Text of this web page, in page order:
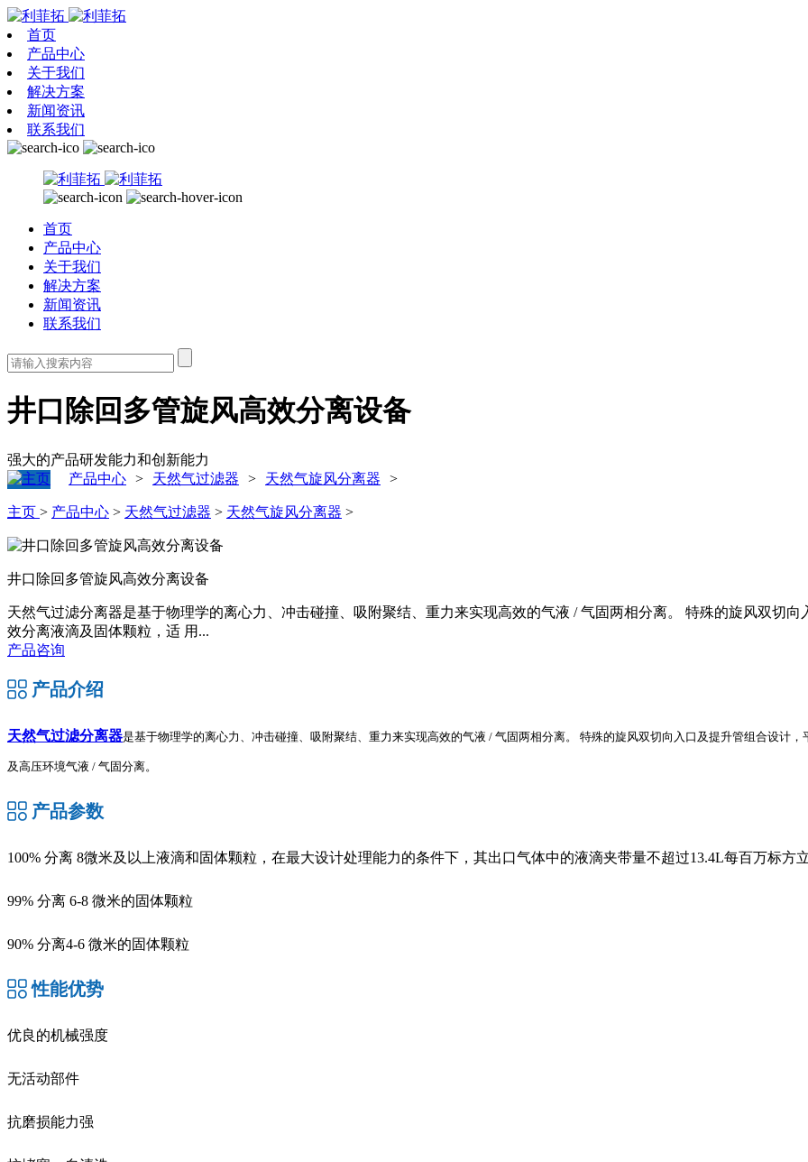
首页
产品中心
关于我们
解决方案
新闻资讯
联系我们
首页
产品中心
关于我们
解决方案
新闻资讯
联系我们
井口除回多管旋风高效分离设备
强大的产品研发能力和创新能力
产品中心 > 天然气过滤器 > 天然气旋风分离器 >
主页 > 产品中心 > 天然气过滤器 > 天然气旋风分离器 >
井口除回多管旋风高效分离设备
天然气过滤分离器是基于物理学的离心力、冲击碰撞、吸附聚结、重力来实现高效的气液 / 气固两相分离。 特殊的旋风双切
效分离液滴及固体颗粒，适 用...
产品咨询
产品介绍
天然气过滤分离器是基于物理学的离心力、冲击碰撞、吸附聚结、重力来实现高效的气液 / 气固两相分离。 特殊的旋风双切向入口及提升管组合设计
及高压环境气液 / 气固分离。
产品参数
100% 分离 8微米及以上液滴和固体颗粒，在最大设计处理能力的条件下，其出口气体中的液滴夹带量不超过13.4L每百万标方
99% 分离 6-8 微米的固体颗粒
90% 分离4-6 微米的固体颗粒
性能优势
优良的机械强度
无活动部件
抗磨损能力强